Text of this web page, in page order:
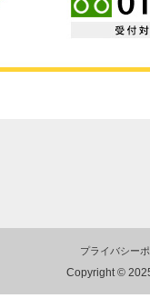
プライバシー
Copyright ©